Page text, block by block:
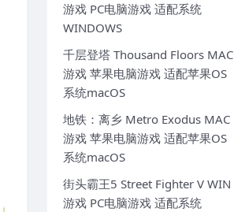
游戏 PC电脑游戏 适配系统
WINDOWS
千层登塔 Thousand Floors MAC
游戏 苹果电脑游戏 适配苹果OS
系统macOS
地铁：离乡 Metro Exodus MAC
游戏 苹果电脑游戏 适配苹果OS
系统macOS
街头霸王5 Street Fighter V WIN
游戏 PC电脑游戏 适配系统